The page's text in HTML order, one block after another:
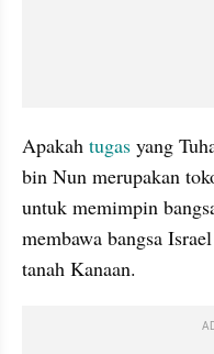
Apakah tugas yang
bin Nun merupakan
untuk memimpin
membawa bangsa
tanah Kanaan.